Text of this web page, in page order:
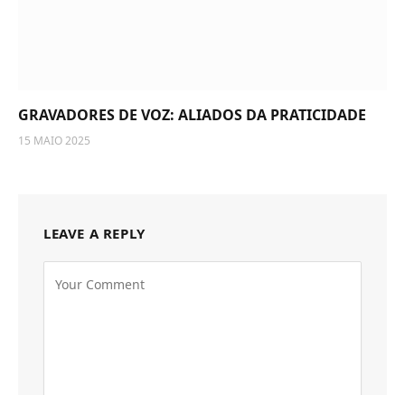
GRAVADORES DE VOZ: ALIADOS DA PRATICIDADE
15 MAIO 2025
LEAVE A REPLY